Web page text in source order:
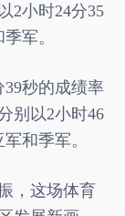
2小时24分35
军。
秒的成绩率
别以2小时46
和季军。
，这场体育